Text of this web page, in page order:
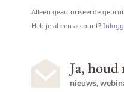
Alleen geautoriseerde
Heb je al een account?
Ja,
nieuws,